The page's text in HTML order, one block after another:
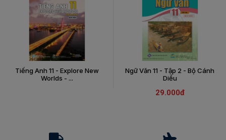
Tiếng Anh 11 - Explore New
Worlds - ...
Ngữ Văn 11 - Tập 2 - Bộ Cánh
Diều
29.000đ